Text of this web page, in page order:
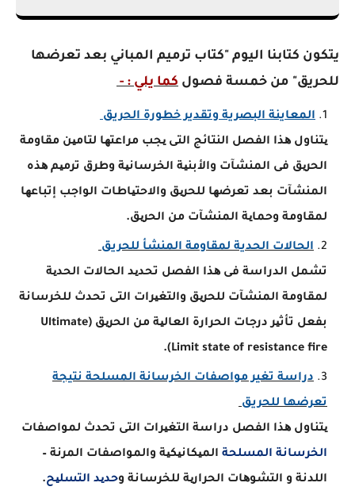
يتكون كتابنا اليوم "كتاب ترميم المباني بعد تعرضها
للحريق" من خمسة فصول كما يلي : -
المعاينة البصرية وتقدير خطورة الحريق
یتناول ھذا الفصل النتائج التى یجب مراعتھا لتامین مقاومة
الحریق فى المنشآت والأبنیة الخرسانیة وطرق ترمیم ھذه
المنشآت بعد تعرضھا للحریق والاحتیاطات الواجب إتباعھا
لمقاومة وحمایة المنشآت من الحریق.
الحالات الحدية لمقاومة المنشأ للحريق
تشمل الدراسة فى ھذا الفصل تحدید الحالات الحدیة
لمقاومة المنشآت للحریق والتغیرات التى تحدث للخرسانة
بفعل تأثیر درجات الحرارة العالیة من الحریق (Ultimate
Limit state of resistance fire).
دراسة تغير مواصفات الخرسانة المسلحة نتيجة
تعرضها للحريق
یتناول ھذا الفصل دراسة التغیرات التى تحدث لمواصفات
الخرسانة المسلحة المیكانیكیة والمواصفات المرنة –
اللدنة و التشوھات الحراریة للخرسانة وحدید التسلیح.